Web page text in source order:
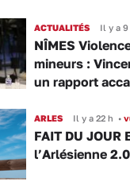
ACTUALITÉS Il y a 9
NÎMES
mineurs :
un rapport
ARLES Il y a 22 h •
FAIT DU
l’Arlésienne 2.0